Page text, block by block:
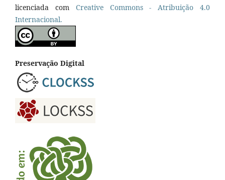
licenciada com CreativeCommons - Atribuição 4.0
Internacional.
Preservação Digital